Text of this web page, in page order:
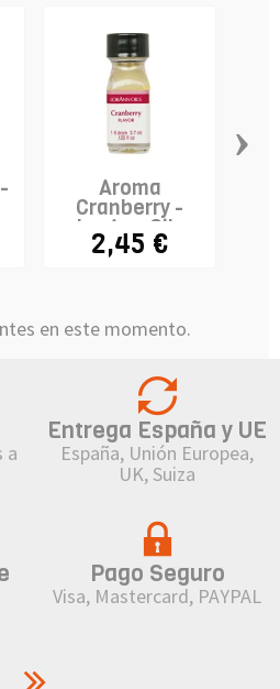
Aroma
Cranberry -
LorAnn Oils
2,45 €
›
en este momento.
a
Entrega España y UE
España, Unión Europea,
UK, Suiza
Pago Seguro
Visa, Mastercard, PAYPAL